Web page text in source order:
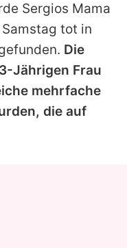
Sergios Mama
tot in
Die
Jährigen Frau
mehrfache
die auf